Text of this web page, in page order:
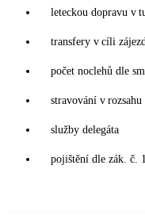
leteckou dopravu v
transfery v cíli
počet noclehů dle
stravování v
služby delegáta
pojištění dle zák. č.